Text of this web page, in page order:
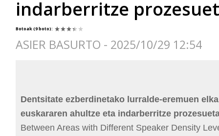
indarberritze
Botoak(9 boto):
ASIER BASURTO - 2025/10/29 12:54
Dentsitate ezberdinetako lurralde-eremuen
euskararen ahultze eta indarberritze
Between Areas with Different Speaker Density